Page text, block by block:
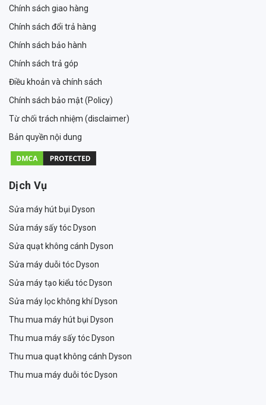
Chính sách giao hàng
Chính sách đổi trả hàng
Chính sách bảo hành
Chính sách trả góp
Điều khoản và chính sách
Chính sách bảo mật (Policy)
Từ chối trách nhiệm (disclaimer)
Bản quyền nội dung
Dịch Vụ
Sửa máy hút bụi Dyson
Sửa máy sấy tóc Dyson
Sửa quạt không cánh Dyson
Sửa máy duỗi tóc Dyson
Sửa máy tạo kiểu tóc Dyson
Sửa máy lọc không khí Dyson
Thu mua máy hút bụi Dyson
Thu mua máy sấy tóc Dyson
Thu mua quạt không cánh Dyson
Thu mua máy duỗi tóc Dyson